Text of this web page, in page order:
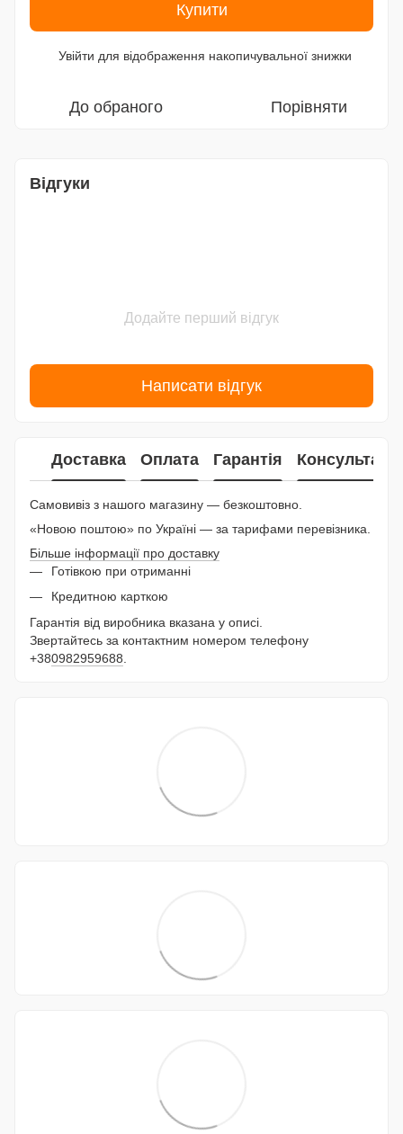
Купити
Увійти для відображення накопичувальної знижки
До обраного Порівняти
Відгуки
Додайте перший відгук
Написати відгук
Доставка Оплата Гарантія Консультація
Самовивіз з нашого магазину — безкоштовно.
«Новою поштою» по Україні — за тарифами перевізника.
Більше інформації про доставку
Готівкою при отриманні
Кредитною карткою
Гарантія від виробника вказана у описі.
Звертайтесь за контактним номером телефону
+380982959688